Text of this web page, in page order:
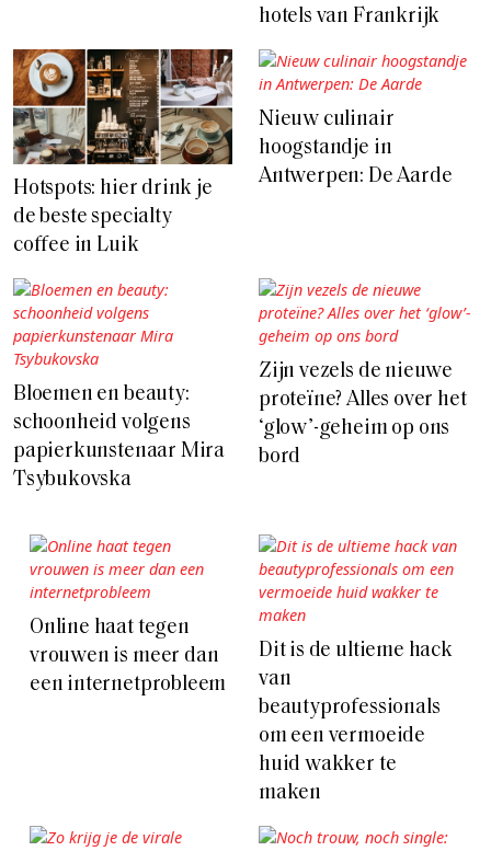
hotels van Frankrijk
Hotspots: hier drink je
de beste specialty
coffee in Luik
Nieuw culinair
hoogstandje in
Antwerpen: De Aarde
Bloemen en beauty:
schoonheid volgens
papierkunstenaar Mira
Tsybukovska
Zijn vezels de nieuwe
proteïne? Alles over het
‘glow’-geheim op ons
bord
Online haat tegen
vrouwen is meer dan
een internetprobleem
Dit is de ultieme hack
van
beautyprofessionals
om een vermoeide
huid wakker te
maken